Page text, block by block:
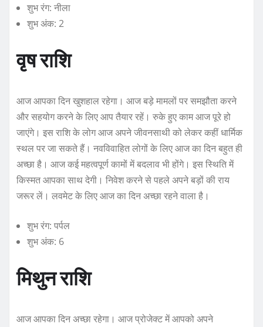
शुभ रंग: नीला
शुभ अंक: 2
वृष राशि
आज आपका दिन खुशहाल रहेगा। आज बड़े मामलों पर समझौता करने
और सहयोग करने के लिए आप तैयार रहें। रुके हुए काम आज पूरे हो
जाएंगे। इस राशि के लोग आज अपने जीवनसाथी को लेकर कहीं धार्मिक
स्थल पर जा सकते हैं। नवविवाहित लोगों के लिए आज का दिन बहुत ही
अच्छा है। आज कई महत्वपूर्ण कामों में बदलाव भी होंगे। इस स्थिति में
किस्मत आपका साथ देगी। निवेश करने से पहले अपने बड़ों की राय
जरूर लें। लवमेट के लिए आज का दिन अच्छा रहने वाला है।
शुभ रंग: पर्पल
शुभ अंक: 6
मिथुन राशि
आज आपका दिन अच्छा रहेगा। आज प्रोजेक्ट में आपको अपने